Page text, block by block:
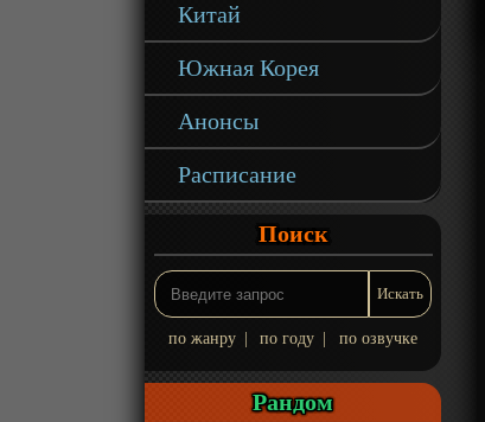
Китай
Южная Корея
Анонсы
Расписание
Поиск
по жанру по году по озвучке
Рандом